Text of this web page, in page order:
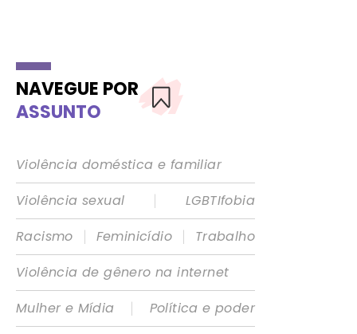
NAVEGUE POR
ASSUNTO
Violência doméstica e familiar
Violência sexual
|
LGBTIfobia
Racismo
| Feminicídio |
Trabalho
Violência de gênero na internet
Mulher e Mídia
|
Política e poder